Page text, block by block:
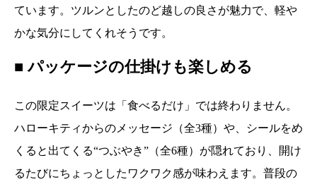
ています。ツルンとしたのど越しの良さが魅力で、軽や
かな気分にしてくれそうです。
■ パッケージの仕掛けも楽しめる
この限定スイーツは「食べるだけ」では終わりません。
ハローキティからのメッセージ（全3種）や、シールをめ
くると出てくる“つぶやき”（全6種）が隠れており、開け
るたびにちょっとしたワクワク感が味わえます。普段の